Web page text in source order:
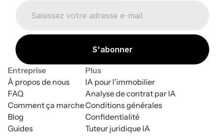
Entreprise
À propos de nous
FAQ
Comment ça marche
Blog
Guides
Plus
Conditions générales
Analyse de contrat par IA
Tuteur juridique IA
Confidentialité
IA pour l'immobilier